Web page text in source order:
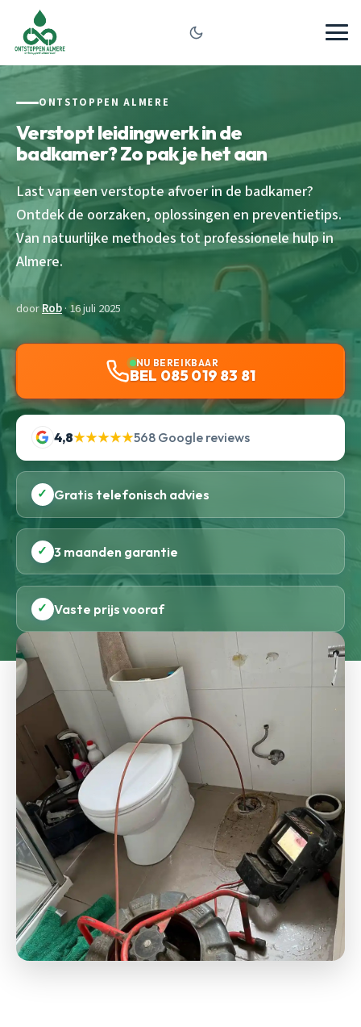
ONTSTOPPEN ALMERE
Verstopt leidingwerk in de
badkamer? Zo pak je het aan
Last van een verstopte afvoer in de badkamer?
Ontdek de oorzaken, oplossingen en preventietips.
Van natuurlijke methodes tot professionele hulp in
Almere.
doorRob· 16 juli 2025
NU BEREIKBAAR
BEL 085 019 83 81
4,8★★★★★568 Google reviews
✓ Gratis telefonisch advies
✓ 3 maanden garantie
✓ Vaste prijs vooraf